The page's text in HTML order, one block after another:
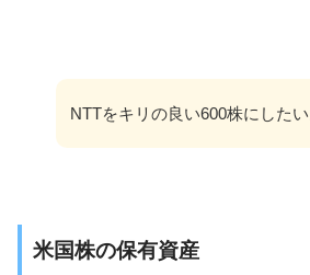
NTTをキリの良い600株にしたい
米国株の保有資産